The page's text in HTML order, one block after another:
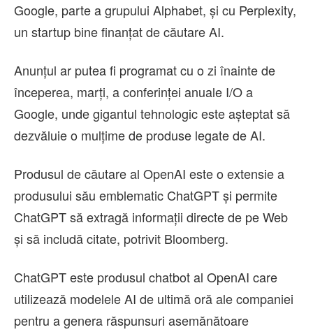
Google, parte a grupului Alphabet, şi cu Perplexity,
un startup bine finanţat de căutare AI.
Anunţul ar putea fi programat cu o zi înainte de
începerea, marţi, a conferinţei anuale I/O a
Google, unde gigantul tehnologic este aşteptat să
dezvăluie o mulţime de produse legate de AI.
Produsul de căutare al OpenAI este o extensie a
produsului său emblematic ChatGPT şi permite
ChatGPT să extragă informaţii directe de pe Web
şi să includă citate, potrivit Bloomberg.
ChatGPT este produsul chatbot al OpenAI care
utilizează modelele AI de ultimă oră ale companiei
pentru a genera răspunsuri asemănătoare